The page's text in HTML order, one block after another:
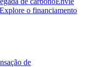
Explore o financiamento
de